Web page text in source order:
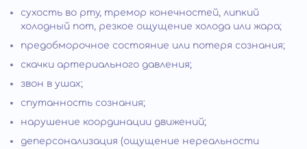
сухость во рту, тремор конечностей, липкий
холодный пот, резкое ощущение холода или жара;
предобморочное состояние или потеря сознания;
скачки артериального давления;
звон в ушах;
спутанность сознания;
нарушение координации движений;
деперсонализация (ощущение нереальности